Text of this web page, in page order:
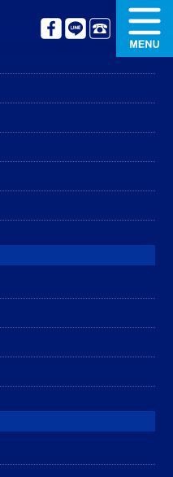
ボート免許講習